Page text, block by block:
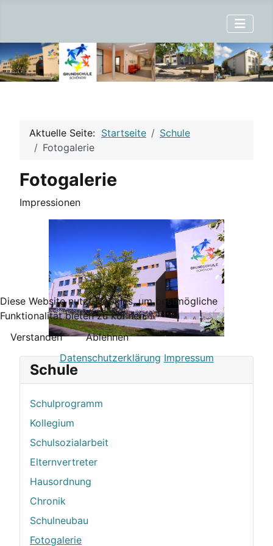
Aktuelle Seite: Startseite
Schule
Fotogalerie
Fotogalerie
Impressionen
Schule
Schulprogramm
Kollegium
Schulsozialarbeit
Elternvertreter
Hausordnung
Chronik
Schulneubau
Fotogalerie
Diese Website nutzt Cookies, um bestmögliche
Funktionalität bieten zu können.
Verstanden
Ablehnen
Datenschutzerklärung Impressum